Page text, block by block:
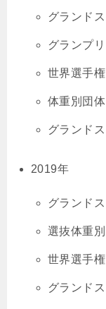
グランド
グランプ
世界選手
体重別団
グランド
2019年
グランド
選抜体重
世界選手
グランド